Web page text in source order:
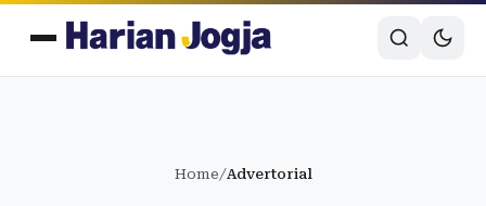
Home/Advertorial